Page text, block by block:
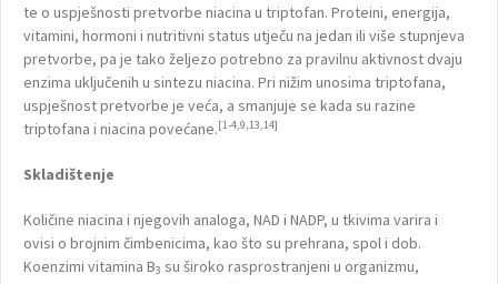
te o uspješnosti pretvorbe niacina u triptofan. Proteini, energija,
vitamini, hormoni i nutritivni status utječu na jedan ili više stupnjeva
pretvorbe, pa je tako željezo potrebno za pravilnu aktivnost dvaju
enzima uključenih u sintezu niacina. Pri nižim unosima triptofana,
uspješnost pretvorbe je veća, a smanjuje se kada su razine
triptofana i niacina povećane.[1-4,9,13,14]
Skladištenje
Količine niacina i njegovih analoga, NAD i NADP, u tkivima varira i
ovisi o brojnim čimbenicima, kao što su prehrana, spol i dob.
Koenzimi vitamina B3 su široko rasprostranjeni u organizmu,